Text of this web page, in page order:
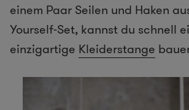
einem Paar Seilen und Haken
Yourself-Set, kannst du schnell
einzigartige Kleiderstange